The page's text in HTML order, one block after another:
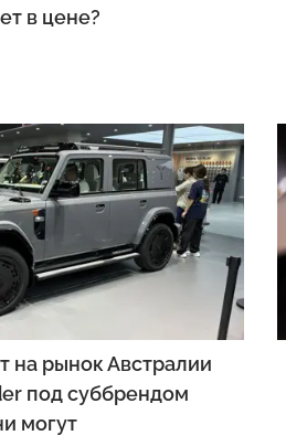
в цене?
на рынок Австралии
под суббрендом
могут